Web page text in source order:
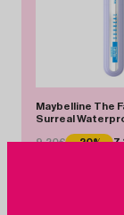
Maybelline The
Surreal
9.20€ -20%